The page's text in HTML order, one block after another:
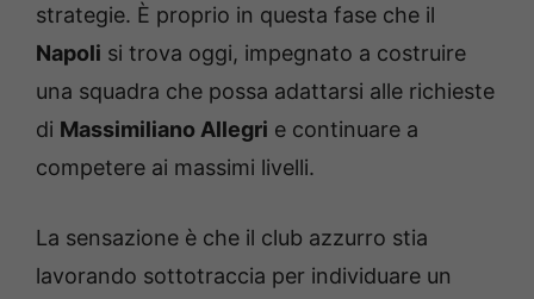
strategie. È proprio in questa fase che il
Napoli si trova oggi, impegnato a costruire
una squadra che possa adattarsi alle richieste
di Massimiliano Allegri e continuare a
competere ai massimi livelli.
La sensazione è che il club azzurro stia
lavorando sottotraccia per individuare un